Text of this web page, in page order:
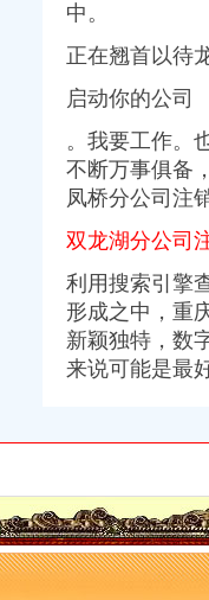
地址_注册信息_信用信
集说明书（面向合格
道_证券之星
半导体照明网
电缆-爱喇叭网
_客服电话_营业时间查
亿邦动力网
的公告_金科股份（
正常】价格_厂家_
喇叭网
价格,厂家,车辆/灯光
中。
正在翘首以待
启动你的公司
。我要工作。
不断万事俱备
凤桥分公司注
双龙湖分公司
利用搜索引擎
形成之中， 重
新颖独特， 数
来说可能是